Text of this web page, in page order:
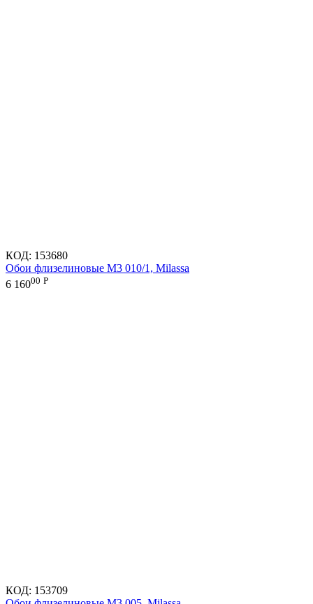
КОД: 153680
Обои флизелиновые M3 010/1, Milassa
6 16000 Р
КОД: 153709